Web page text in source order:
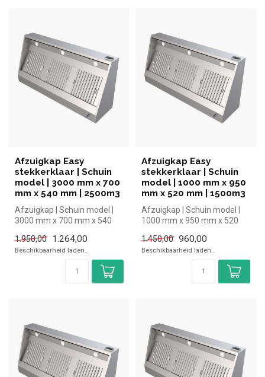
Afzuigkap Easy
stekkerklaar | Schuin
model | 3000 mm x 700
mm x 540 mm | 2500m3
Afzuigkap | Schuin model |
3000 mm x 700 mm x 540
kop...
1.950,00 1.264,00
Beschikbaarheid laden..
Afzuigkap Easy
stekkerklaar | Schuin
model | 1000 mm x 950
mm x 520 mm | 1500m3
Afzuigkap | Schuin model |
1000 mm x 950 mm x 520
1.450,00 960,00
Beschikbaarheid laden..